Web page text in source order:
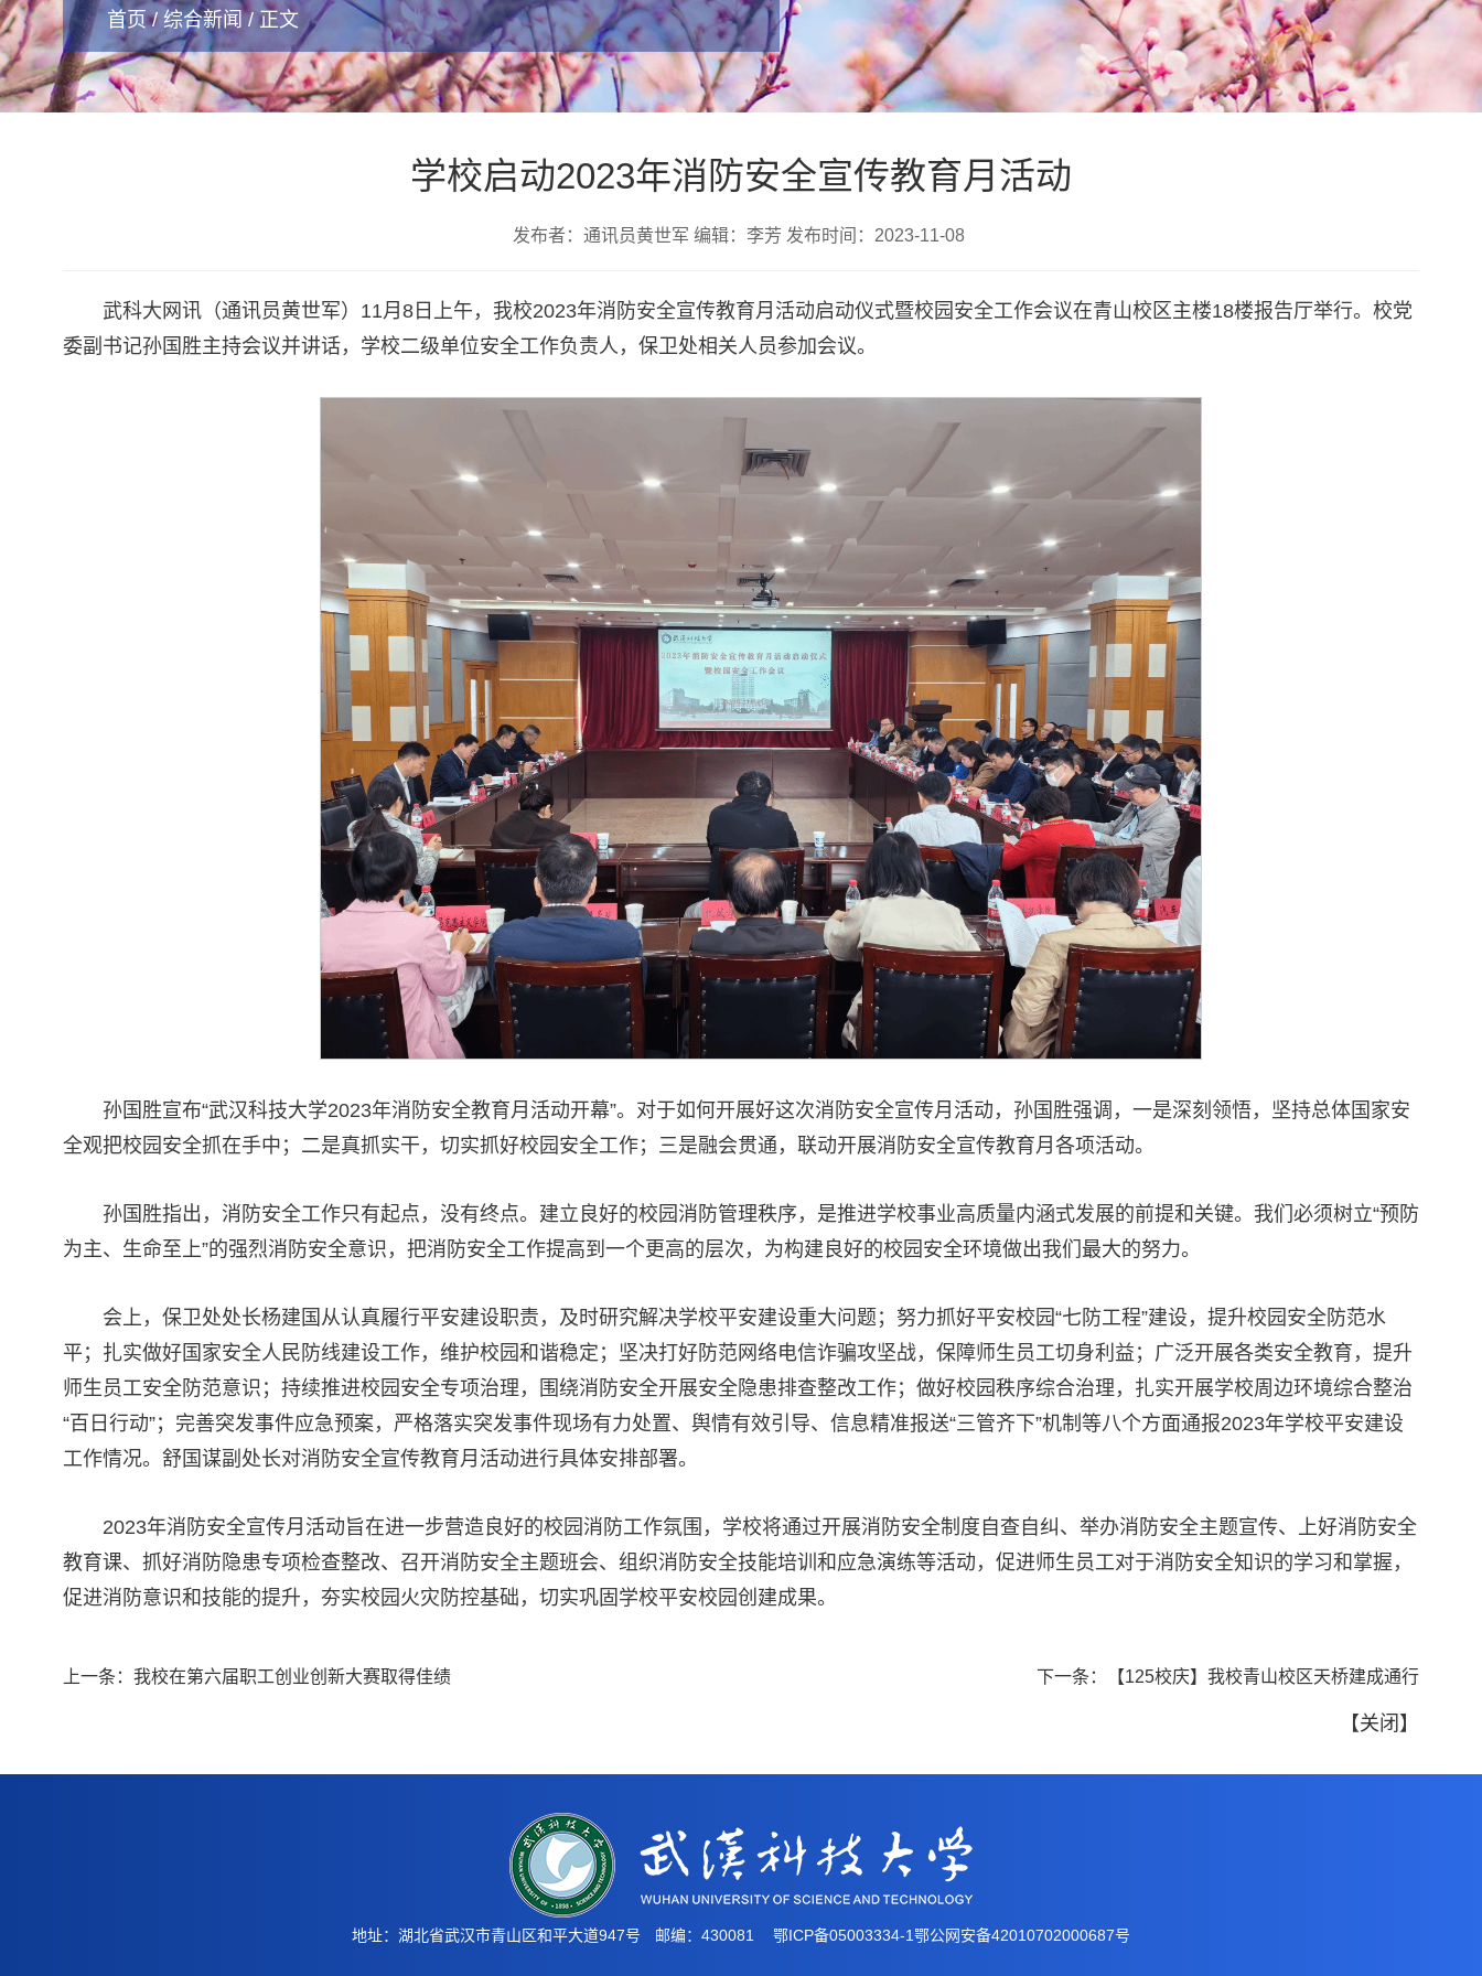
首页/ 综合新闻 / 正文
学校启动2023年消防安全宣传教育月活动
发布者：通讯员黄世军 编辑：李芳 发布时间：2023-11-08
武科大网讯（通讯员黄世军）11月8日上午，我校2023年消防安全宣传教育月活动启动仪式暨校园安全工作会议在青山校区主楼18楼报告厅举行。校党
委副书记孙国胜主持会议并讲话，学校二级单位安全工作负责人，保卫处相关人员参加会议。
孙国胜宣布“武汉科技大学2023年消防安全教育月活动开幕”。对于如何开展好这次消防安全宣传月活动，孙国胜强调，一是深刻领悟，坚持总体国家安
全观把校园安全抓在手中；二是真抓实干，切实抓好校园安全工作；三是融会贯通，联动开展消防安全宣传教育月各项活动。
孙国胜指出，消防安全工作只有起点，没有终点。建立良好的校园消防管理秩序，是推进学校事业高质量内涵式发展的前提和关键。我们必须树立“预防
为主、生命至上”的强烈消防安全意识，把消防安全工作提高到一个更高的层次，为构建良好的校园安全环境做出我们最大的努力。
会上，保卫处处长杨建国从认真履行平安建设职责，及时研究解决学校平安建设重大问题；努力抓好平安校园“七防工程”建设，提升校园安全防范水
平；扎实做好国家安全人民防线建设工作，维护校园和谐稳定；坚决打好防范网络电信诈骗攻坚战，保障师生员工切身利益；广泛开展各类安全教育，提升
师生员工安全防范意识；持续推进校园安全专项治理，围绕消防安全开展安全隐患排查整改工作；做好校园秩序综合治理，扎实开展学校周边环境综合整治
“百日行动”；完善突发事件应急预案，严格落实突发事件现场有力处置、舆情有效引导、信息精准报送“三管齐下”机制等八个方面通报2023年学校平安建设
工作情况。舒国谋副处长对消防安全宣传教育月活动进行具体安排部署。
2023年消防安全宣传月活动旨在进一步营造良好的校园消防工作氛围，学校将通过开展消防安全制度自查自纠、举办消防安全主题宣传、上好消防安全
教育课、抓好消防隐患专项检查整改、召开消防安全主题班会、组织消防安全技能培训和应急演练等活动，促进师生员工对于消防安全知识的学习和掌握，
促进消防意识和技能的提升，夯实校园火灾防控基础，切实巩固学校平安校园创建成果。
上一条： 我校在第六届职工创业创新大赛取得佳绩 下一条： 【125校庆】我校青山校区天桥建成通行
【关闭 】
地址：湖北省武汉市青山区和平大道947号 邮编：430081 鄂ICP备05003334-1鄂公网安备42010702000687号